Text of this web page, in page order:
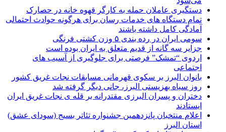
دستگیری عاملان حمله به کارگر قهوه خانه در حصارک
تمام دستگاه های خدمات رسان برای هرگونه حوادث احتمالی
آمادگی کامل داشته باشند
سومی ایران در رده بندی ۵ وزن کشتی فرنگی
جزایر سه گانه از قدیم متعلق به ایران بوده است
اردوی “تمشک” فرصتی برای جلوگیری از آسیب های
اجتماعی
بانوان البرز بر سکوی قهرمانی مسابقات نجات غریق کشور
روز سیاه بهزیستی البرز، جانی دیگر گرفته شد
دختران و پسران البرزی مقتدرانه بر قله ی نجات غریق ایران
ایستادند
اعلام منتخبان پانزدهمین جشنواره تئاتر بسیج (سودای عشق)
استان البرز